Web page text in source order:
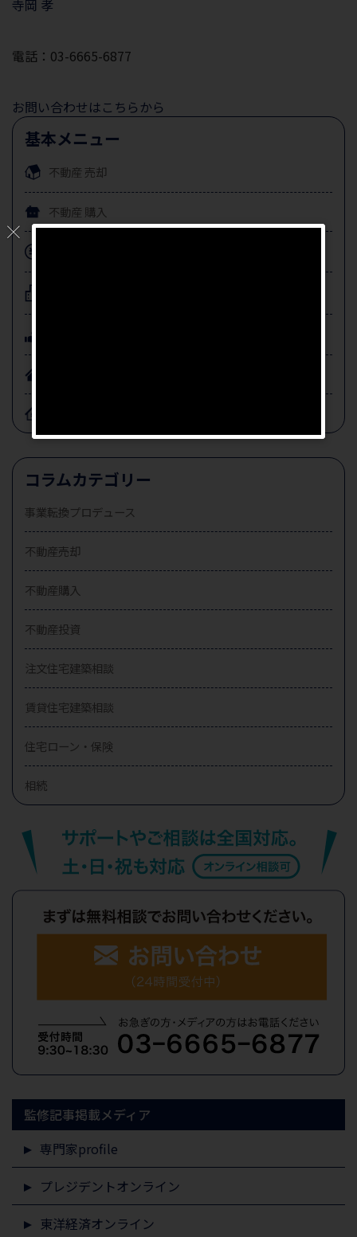
寺岡 孝
電話：03-6665-6877
お問い合わせはこちらから
基本メニュー
不動産 売却
不動産 購入
コラムカテゴリー
事業転換プロデュース
不動産売却
不動産購入
不動産投資
注文住宅建築相談
賃貸住宅建築相談
住宅ローン・保険
相続
監修記事掲載メディア
専門家profile
プレジデントオンライン
東洋経済オンライン